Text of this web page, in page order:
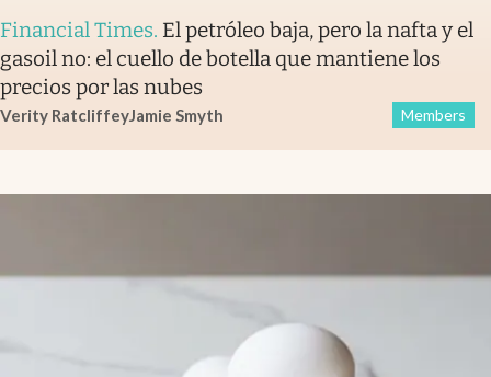
Financial Times. El petróleo baja, pero la nafta y el
gasoil no: el cuello de botella que mantiene los
precios por las nubes
Verity RatcliffeyJamie Smyth Members